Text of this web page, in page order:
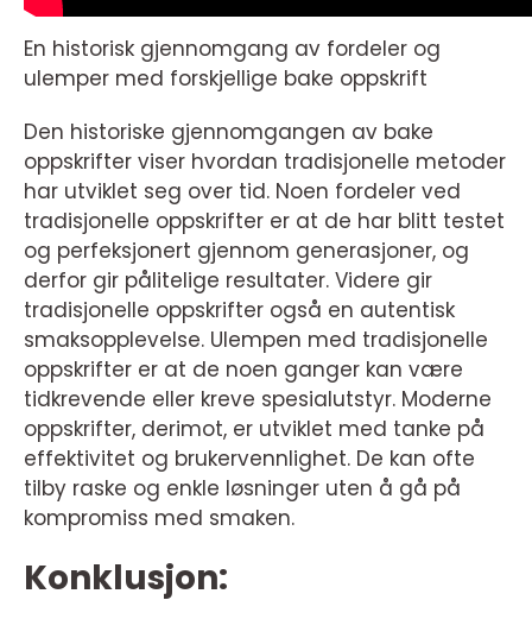
En historisk gjennomgang av fordeler og
ulemper med forskjellige bake oppskrift
Den historiske gjennomgangen av bake
oppskrifter viser hvordan tradisjonelle metoder
har utviklet seg over tid. Noen fordeler ved
tradisjonelle oppskrifter er at de har blitt testet
og perfeksjonert gjennom generasjoner, og
derfor gir pålitelige resultater. Videre gir
tradisjonelle oppskrifter også en autentisk
smaksopplevelse. Ulempen med tradisjonelle
oppskrifter er at de noen ganger kan være
tidkrevende eller kreve spesialutstyr. Moderne
oppskrifter, derimot, er utviklet med tanke på
effektivitet og brukervennlighet. De kan ofte
tilby raske og enkle løsninger uten å gå på
kompromiss med smaken.
Konklusjon: